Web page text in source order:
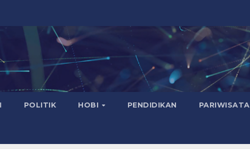
POLITIK HOBI PENDIDIKAN PARIWISATA